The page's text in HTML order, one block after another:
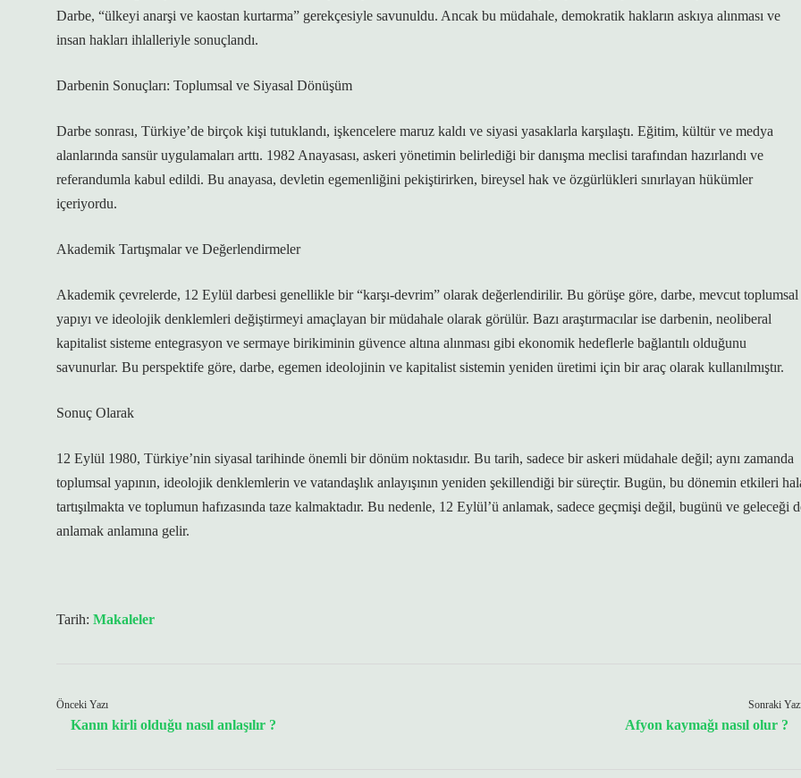
Darbe, “ülkeyi anarşi ve kaostan kurtarma” gerekçesiyle savunuldu. Ancak bu müdahale, demokratik hakların askıya alınması ve
insan hakları ihlalleriyle sonuçlandı.
Darbenin Sonuçları: Toplumsal ve Siyasal Dönüşüm
Darbe sonrası, Türkiye’de birçok kişi tutuklandı, işkencelere maruz kaldı ve siyasi yasaklarla karşılaştı. Eğitim, kültür ve medya
alanlarında sansür uygulamaları arttı. 1982 Anayasası, askeri yönetimin belirlediği bir danışma meclisi tarafından hazırlandı ve
referandumla kabul edildi. Bu anayasa, devletin egemenliğini pekiştirirken, bireysel hak ve özgürlükleri sınırlayan hükümler
içeriyordu.
Akademik Tartışmalar ve Değerlendirmeler
Akademik çevrelerde, 12 Eylül darbesi genellikle bir “karşı-devrim” olarak değerlendirilir. Bu görüşe göre, darbe, mevcut toplumsal
yapıyı ve ideolojik denklemleri değiştirmeyi amaçlayan bir müdahale olarak görülür. Bazı araştırmacılar ise darbenin, neoliberal
kapitalist sisteme entegrasyon ve sermaye birikiminin güvence altına alınması gibi ekonomik hedeflerle bağlantılı olduğunu
savunurlar. Bu perspektife göre, darbe, egemen ideolojinin ve kapitalist sistemin yeniden üretimi için bir araç olarak kullanılmıştır.
Sonuç Olarak
12 Eylül 1980, Türkiye’nin siyasal tarihinde önemli bir dönüm noktasıdır. Bu tarih, sadece bir askeri müdahale değil; aynı zamanda
toplumsal yapının, ideolojik denklemlerin ve vatandaşlık anlayışının yeniden şekillendiği bir süreçtir. Bugün, bu dönemin etkileri
tartışılmakta ve toplumun hafızasında taze kalmaktadır. Bu nedenle, 12 Eylül’ü anlamak, sadece geçmişi değil, bugünü ve geleceği
anlamak anlamına gelir.
Tarih: Makaleler
Önceki Yazı
Kanın kirli olduğu nasıl anlaşılır ?
Sonraki
Afyon kaymağı nasıl olur ?